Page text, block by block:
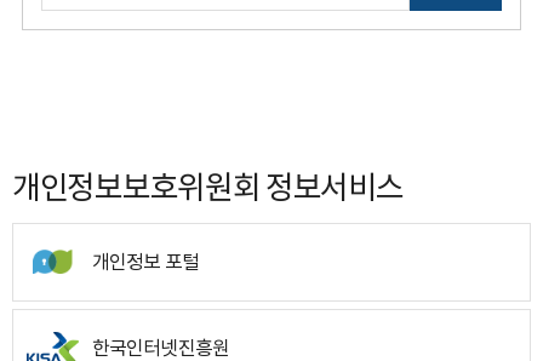
개인정보보호위원회 정보서비스
개인정보 포털
한국인터넷진흥원